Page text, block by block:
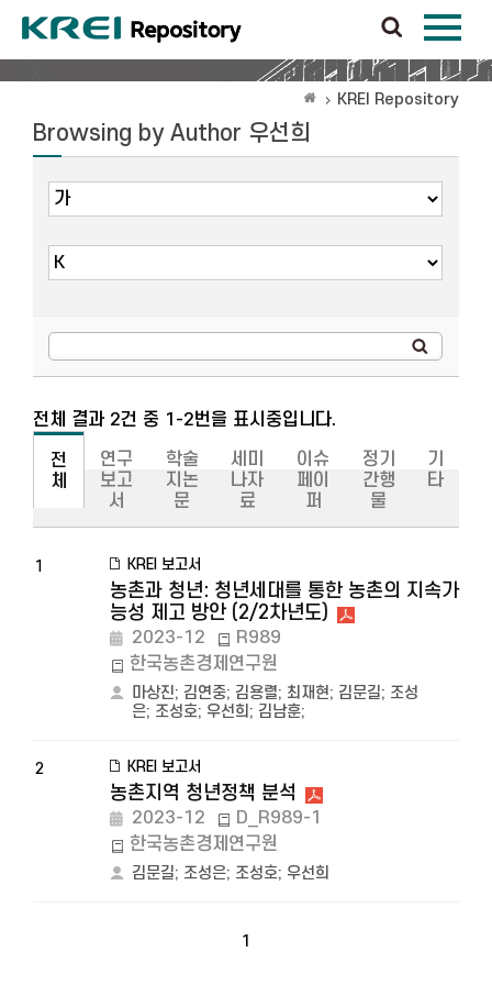
KREI Repository
Browsing by Author 우선희
전체 결과 2건 중 1-2번을 표시중입니다.
전
체
연구
보고
서
학술
지논
문
세미
나자
료
이슈
페이
퍼
정기
간행
물
기
타
1 KREI 보고서
농촌과 청년: 청년세대를 통한 농촌의 지속가
능성 제고 방안 (2/2차년도)
2023-12
R989
한국농촌경제연구원
마상진; 김연중; 김용렬; 최재현; 김문길; 조성
은; 조성호; 우선희 ; 김남훈;
2 KREI 보고서
농촌지역 청년정책 분석
2023-12
D_R989-1
한국농촌경제연구원
김문길; 조성은; 조성호; 우선희
1